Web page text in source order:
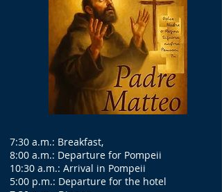
7:30 a.m.: Breakfast,
8:00 a.m.: Departure for Pompeii
10:30 a.m.: Arrival in Pompeii
5:00 p.m.: Departure for the hotel